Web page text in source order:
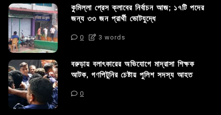
কুমিল্লা প্রেস ক্লাবের নির্বাচন আজ; ১৭টি পদের
জন্য ৩৩ জন প্রার্থী ভোটযুদ্ধে
0 3 words
বরুড়ায় বলাৎকারের অভিযোগে মাদ্রাসা শিক্ষক
আটক, গণপিটুনির চেষ্টায় পুলিশ সদস্য আহত
0